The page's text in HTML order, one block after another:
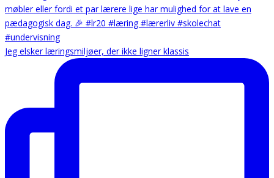
Jeg elsker læringsmiljøer, der ikke ligner klassis